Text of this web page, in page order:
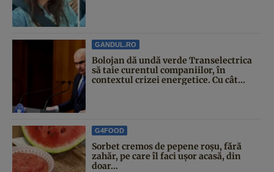
GANDUL.RO
Bolojan dă undă verde Transelectrica
să taie curentul companiilor, în
contextul crizei energetice. Cu cât...
G4FOOD
Sorbet cremos de pepene roșu, fără
zahăr, pe care îl faci ușor acasă, din
doar...